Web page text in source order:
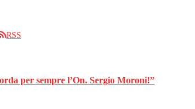
RSS
per sempre l’On. Sergio Moroni!”